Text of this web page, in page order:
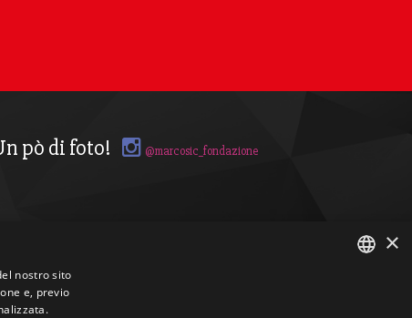
pò di foto! @marcosic_fondazione
×
nostro sito
e, previo